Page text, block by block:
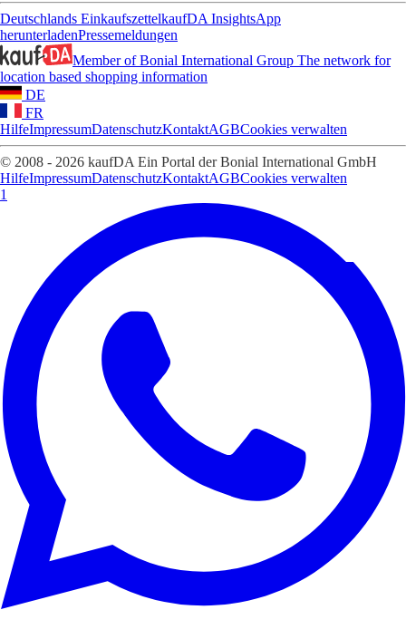
Deutschlands EinkaufszettelkaufDA InsightsApp
herunterladenPressemeldungen
Member of Bonial International Group The network for
location based shopping information
DE
FR
HilfeImpressumDatenschutzKontaktAGBCookies verwalten
© 2008 - 2026 kaufDA Ein Portal der Bonial International GmbH
HilfeImpressumDatenschutzKontaktAGBCookies verwalten
1